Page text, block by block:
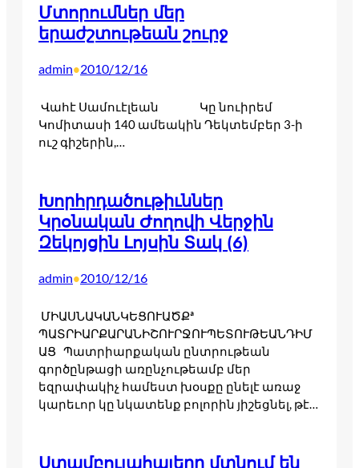
Մտորումներ մեր
երաժշտութեան շուրջ
admin•2010/12/16
Վահէ Սամուէլեան Կը նուիրեմ
Կոմիտասի 140 ամեակին Դեկտեմբեր 3-ի
ուշ գիշերին,…
Խորհրդածութիւններ
Կրօնական Ժողովի Վերջին
Զեկոյցին Լոյսին Տակ (6)
admin•2010/12/16
ՄԻԱՍՆԱԿԱՆԿԵՑՈՒԱԾՔª
ՊԱՏՐԻԱՐՔԱՐԱՆԻՇՈՒՐՋՈՒՊԵՏՈՒԹԵԱՆԴԻՄ
ԱՑ Պատրիարքական ընտրութեան
գործընթացի առընչութեամբ մեր
եզրափակիչ համեստ խօսքը ընելէ առաջ
կարեւոր կը նկատենք բոլորին յիշեցնել, թէ…
Ստամբուլահայերը մտնում են